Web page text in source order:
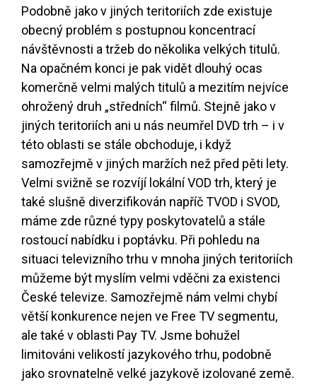
Podobně jako v jiných teritoriích zde existuje
obecný problém s postupnou koncentrací
návštěvnosti a tržeb do několika velkých titulů.
Na opačném konci je pak vidět dlouhý ocas
komerčně velmi malých titulů a mezitím nejvíce
ohrožený druh „středních“ filmů. Stejně jako v
jiných teritoriích ani u nás neumřel DVD trh – i v
této oblasti se stále obchoduje, i když
samozřejmě v jiných maržích než před pěti lety.
Velmi svižně se rozvíjí lokální VOD trh, který je
také slušně diverzifikován napříč TVOD i SVOD,
máme zde různé typy poskytovatelů a stále
rostoucí nabídku i poptávku. Při pohledu na
situaci televizního trhu v mnoha jiných teritoriích
můžeme být myslím velmi vděčni za existenci
České televize. Samozřejmě nám velmi chybí
větší konkurence nejen ve Free TV segmentu,
ale také v oblasti Pay TV. Jsme bohužel
limitováni velikostí jazykového trhu, podobně
jako srovnatelně velké jazykově izolované země.